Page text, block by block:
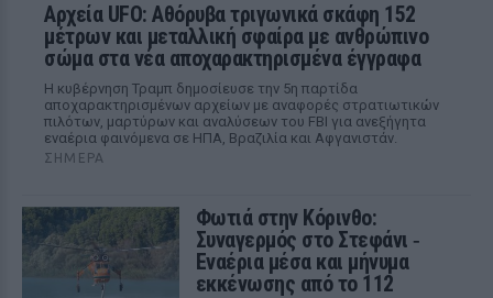
Αρχεία UFO: Αθόρυβα τριγωνικά σκάφη 152
μέτρων και μεταλλική σφαίρα με ανθρώπινο
σώμα στα νέα αποχαρακτηρισμένα έγγραφα
Η κυβέρνηση Τραμπ δημοσίευσε την 5η παρτίδα
αποχαρακτηρισμένων αρχείων με αναφορές στρατιωτικών
πιλότων, μαρτύρων και αναλύσεων του FBI για ανεξήγητα
εναέρια φαινόμενα σε ΗΠΑ, Βραζιλία και Αφγανιστάν.
ΣΉΜΕΡΑ
Φωτιά στην Κόρινθο:
Συναγερμός στο Στεφάνι ‑
Εναέρια μέσα και μήνυμα
εκκένωσης από το 112